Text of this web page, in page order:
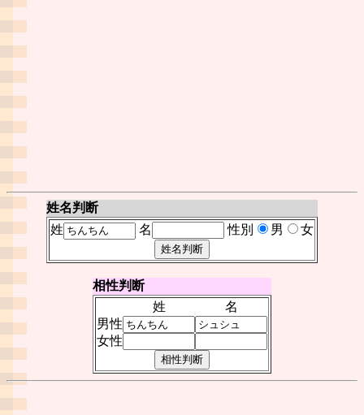
姓名判断
姓
名 性別 男 女
相性判断
姓
名
男性
女性